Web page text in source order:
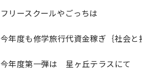
フリースクールやごっちは
今年度も修学旅行代資金稼ぎ｛社会と
今年度第一弾は 星ヶ丘テラスにて